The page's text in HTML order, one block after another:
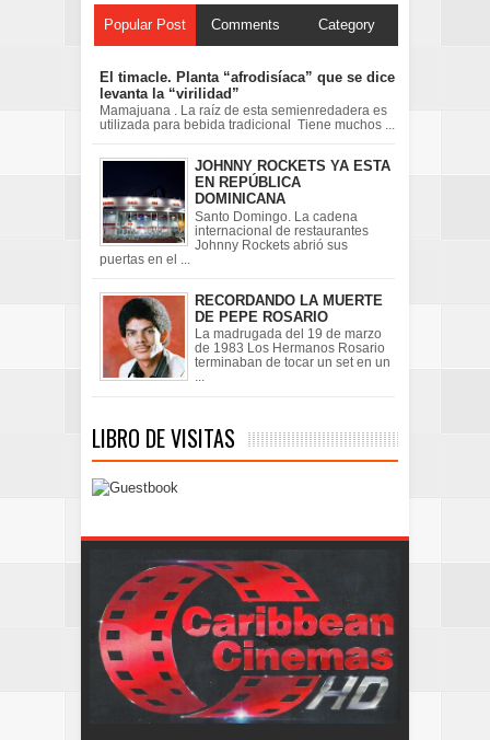
Popular Post Comments Category
El timacle. Planta “afrodisíaca” que se dice
levanta la “virilidad”
Mamajuana . La raíz de esta semienredadera es
utilizada para bebida tradicional Tiene muchos ...
JOHNNY ROCKETS YA ESTA
EN REPÚBLICA
DOMINICANA
Santo Domingo. La cadena
internacional de restaurantes
Johnny Rockets abrió sus
puertas en el ...
RECORDANDO LA MUERTE
DE PEPE ROSARIO
La madrugada del 19 de marzo
de 1983 Los Hermanos Rosario
terminaban de tocar un set en un
...
LIBRO DE VISITAS